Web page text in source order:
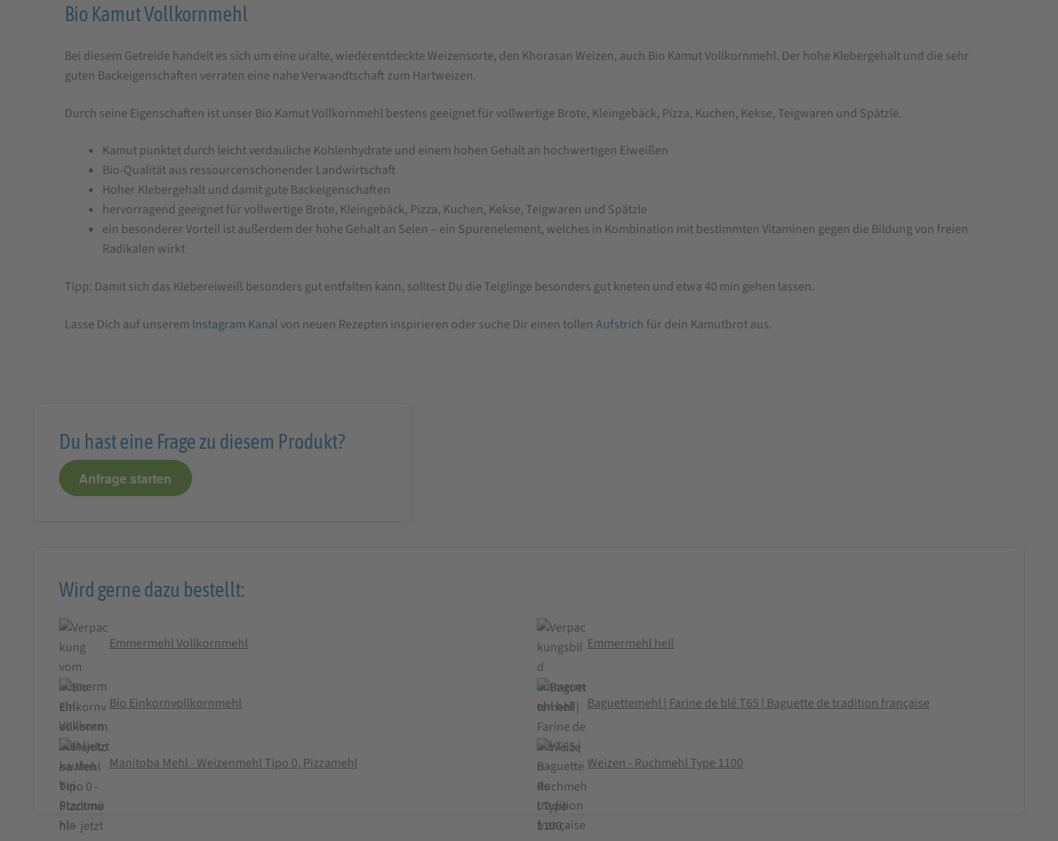
Produktbeschreibung
Bio
Kamut
Vollkornmehl
Bio Kamut Vollkornmehl
Bei diesem Getreide handelt es sich um eine uralte, wiederentdeckte Weizensorte, den Khorasan Weizen, auch Bio Kamut Vollkornmehl. Der hohe Klebergehalt und die sehr
guten Backeigenschaften verraten eine nahe Verwandtschaft zum Hartweizen.
Durch seine Eigenschaften ist unser Bio Kamut Vollkornmehl bestens geeignet für vollwertige Brote, Kleingebäck, Pizza, Kuchen, Kekse, Teigwaren und Spätzle.
Kamut punktet durch leicht verdauliche Kohlenhydrate und einem hohen Gehalt an hochwertigen Eiweißen
Bio-Qualität aus ressourcenschonender Landwirtschaft
Hoher Klebergehalt und damit gute Backeigenschaften
hervorragend geeignet für vollwertige Brote, Kleingebäck, Pizza, Kuchen, Kekse, Teigwaren und Spätzle
ein besonderer Vorteil ist außerdem der hohe Gehalt an Selen – ein Spurenelement, welches in Kombination mit bestimmten Vitaminen gegen die Bildung von freien
Radikalen wirkt
Tipp: Damit sich das Klebereiweiß besonders gut entfalten kann, solltest Du die Teiglinge besonders gut kneten und etwa 40 min gehen lassen.
Lasse Dich auf unserem Instagram Kanal von neuen Rezepten inspirieren oder suche Dir einen tollenAufstrich für dein Kamutbrot aus.
Du hast eine Frage zu diesem Produkt?
Anfrage starten
Wird gerne dazu bestellt:
Emmermehl Vollkornmehl Emmermehl hell
Bio Einkornvollkornmehl Baguettemehl | Farine de blé T65 | Baguette de tradition française
Manitoba Mehl - Weizenmehl Tipo 0, Pizzamehl Weizen - Ruchmehl Type 1100